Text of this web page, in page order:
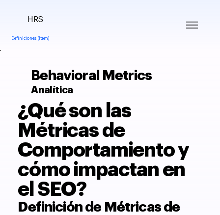
Definiciones (Item)
HRS
Behavioral Metrics
Analítica
¿Qué son las
Métricas de
Comportamiento y
cómo impactan en
el SEO?
Definición de Métricas de